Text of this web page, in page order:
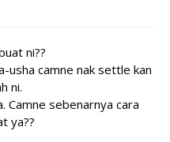
ni??
usha camne nak settle kan
ni.
sebenarnya cara
ya??